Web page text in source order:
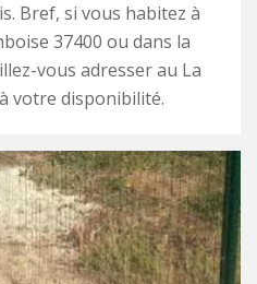
Bref, si vous habitez à
37400 ou dans la
vous adresser au La
votre disponibilité.